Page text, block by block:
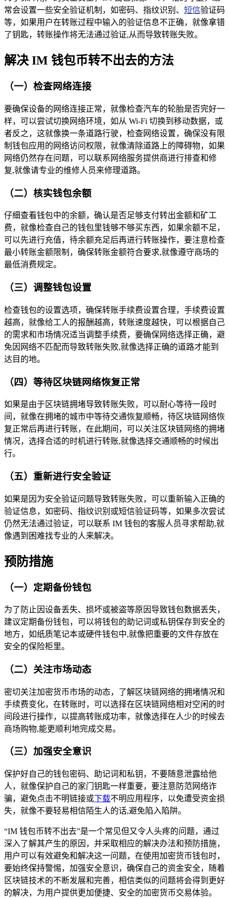
常会设置一些安全验证机制，如密码、指纹识别、 短信验证码
等，如果用户在转账过程中输入的验证信息不正确，就像拿错
了钥匙，转账操作将无法通过验证,从而导致转账失败。
解决 IM 钱包币转不出去的方法
（一）检查网络连接
要确保设备的网络连接正常，就像检查汽车的轮胎是否完好一
样，可以尝试切换网络环境，如从 Wi-Fi 切换到移动数据，或
者反之，这就像换一条道路行驶，检查网络设置，确保没有限
制钱包应用的网络访问权限，就像清除道路上的障碍物，如果
网络仍然存在问题，可以联系网络服务提供商进行排查和修
复,就像请专业的维修人员来修理道路。
（二）核实钱包余额
仔细查看钱包中的余额，确认是否足够支付转出金额和矿工
费，就像检查自己的钱包里钱够不够买东西，如果余额不足，
可以先进行充值，待余额充足后再进行转账操作，要注意检查
最小转账金额限制，确保转账金额符合要求,就像遵守商场的
最低消费规定。
（三）调整钱包设置
检查钱包的设置选项，确保转账手续费设置合理，手续费设置
越高，就像给工人的报酬越高，转账速度越快，可以根据自己
的需求和市场情况适当调整手续费，要确保网络选择正确，避
免因网络不匹配而导致转账失败,就像选择正确的道路才能到
达目的地。
（四）等待区块链网络恢复正常
如果是由于区块链拥堵导致转账失败，可以耐心等待一段时
间，就像在拥堵的城市中等待交通恢复顺畅，待区块链网络恢
复正常后再进行转账，在此期间，可以关注区块链网络的拥堵
情况，选择合适的时机进行转账,就像选择交通顺畅的时候出
行。
（五）重新进行安全验证
如果是因为安全验证问题导致转账失败，可以重新输入正确的
验证信息，如密码、指纹识别或短信验证码等，如果多次尝试
仍然无法通过验证，可以联系 IM 钱包的客服人员寻求帮助,就
像遇到困难找专业的人来解决。
预防措施
（一）定期备份钱包
为了防止因设备丢失、损坏或被盗等原因导致钱包数据丢失，
建议定期备份钱包，可以将钱包的助记词或私钥保存到安全的
地方，如纸质笔记本或硬件钱包中,就像把重要的文件存放在
安全的保险柜里。
（二）关注市场动态
密切关注加密货币市场的动态，了解区块链网络的拥堵情况和
手续费变化，在转账时，可以选择在区块链网络相对空闲的时
间段进行操作，以提高转账成功率，就像选择在人少的时候去
商场购物,能更顺利地完成交易。
（三）加强安全意识
保护好自己的钱包密码、助记词和私钥，不要随意泄露给他
人，就像保护自己的家门钥匙一样重要，要注意防范网络诈
骗，避免点击不明链接或下载不明应用程序，以免遭受资金损
失，就像不要轻易相信陌生人的话,避免陷入陷阱。
“IM 钱包币转不出去”是一个常见但又令人头疼的问题，通过
深入了解其产生的原因，并采取相应的解决办法和预防措施，
用户可以有效避免和解决这一问题，在使用加密货币钱包时，
要始终保持警惕，加强安全意识，确保自己的资金安全，随着
区块链技术的不断发展和完善，相信类似的问题将会得到更好
的解决，为用户提供更加便捷、安全的加密货币交易体验。